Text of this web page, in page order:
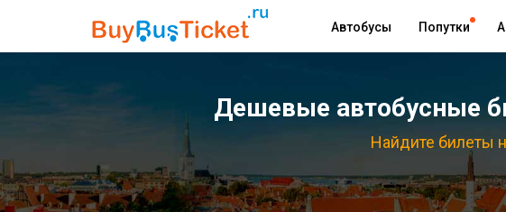
Автобусы Попутки
Дешевые автобусные
Найдите билеты